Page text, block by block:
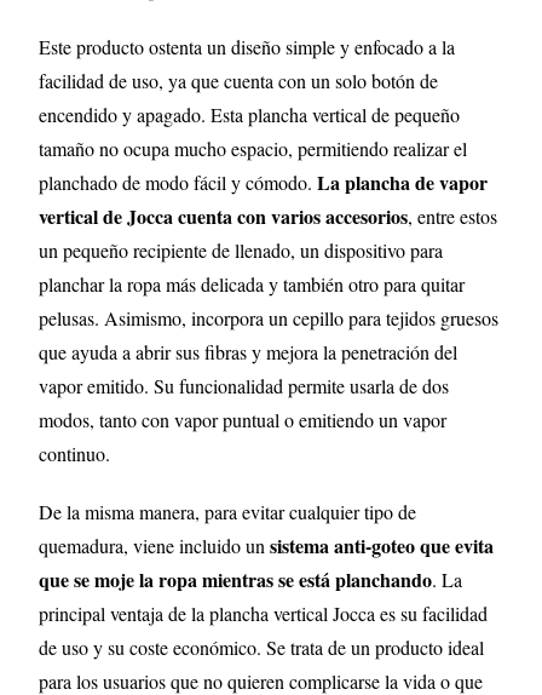
Este producto ostenta un diseño simple y enfocado a la
facilidad de uso, ya que cuenta con un solo botón de
encendido y apagado. Esta plancha vertical de pequeño
tamaño no ocupa mucho espacio, permitiendo realizar el
planchado de modo fácil y cómodo.La plancha de vapor
vertical de Jocca cuenta con varios accesorios, entre estos
un pequeño recipiente de llenado, un dispositivo para
planchar la ropa más delicada y también otro para quitar
pelusas. Asimismo, incorpora un cepillo para tejidos gruesos
que ayuda a abrir sus fibras y mejora la penetración del
vapor emitido. Su funcionalidad permiteusarla de dos
modos, tanto con vapor puntual o emitiendo un vapor
continuo.
De la misma manera, para evitar cualquier tipo de
quemadura, viene incluido unsistema anti-goteo que evita
que se moje la ropa mientras se está planchando. La
principal ventaja de la plancha vertical Jocca es su facilidad
de uso y su coste económico. Se trata de un producto ideal
para los usuarios que no quieren complicarse la vida o que